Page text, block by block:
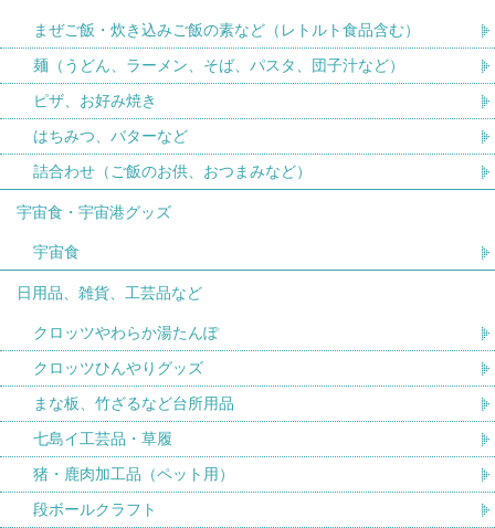
まぜご飯・炊き込みご飯の素など（レトルト食品含む）
麺（うどん、ラーメン、そば、パスタ、団子汁など）
ピザ、お好み焼き
はちみつ、バターなど
詰合わせ（ご飯のお供、おつまみなど）
宇宙食・宇宙港グッズ
宇宙食
日用品、雑貨、工芸品など
クロッツやわらか湯たんぽ
クロッツひんやりグッズ
まな板、竹ざるなど台所用品
七島イ工芸品・草履
猪・鹿肉加工品（ペット用）
段ボールクラフト